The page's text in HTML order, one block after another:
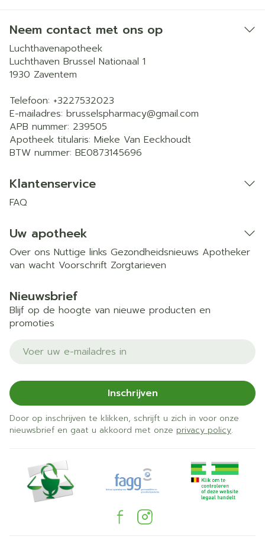
Neem contact met ons op
Luchthavenapotheek
Luchthaven Brussel Nationaal 1
1930 Zaventem
Telefoon: +3227532023
E-mailadres: brusselspharmacy@gmail.com
APB nummer: 239505
Apotheek titularis: Mieke Van Eeckhoudt
BTW nummer: BE0873145696
Klantenservice
FAQ
Uw apotheek
Over ons Nuttige links Gezondheidsnieuws Apotheker
van wacht Voorschrift Zorgtarieven
Nieuwsbrief
Blijf op de hoogte van nieuwe producten en
promoties
E-mail adres
Inschrijven
Door op inschrijven te klikken, schrijft u zich in voor onze
nieuwsbrief en gaat u akkoord met onze privacy policy.